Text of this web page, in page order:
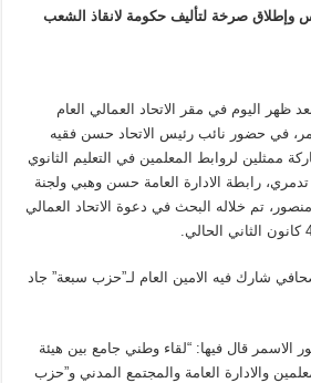
وإطلاق صرخة لتأليف حكومة لانقاذ الشعب
ظهر اليوم في مقر الاتحاد العمالي العام
في حضور نائب رئيس الاتحاد حسن فقيه
ممثلين لروابط المعلمين في التعليم الثانوي
تدمري، رابطة الادارة العامة حسن وهبي ولجنة
منصور، تم خلاله البحث في دعوة الاتحاد العمالي
شارك فيه الامين العام لـ”حزب سبعة” جاد
الاسمر قال فيها: “لقاء وطني جامع بين هيئة
والادارة العامة والمجتمع المدني و”حزب